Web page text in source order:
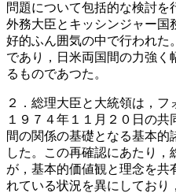
問題について包括的な検討
外務大臣とキッシンジャー国
好的ふん囲気の中で行われた
であり，日米両国間の力強く
るものであつた。
２．総理大臣と大統領は，
１９７４年１１月２０日の
間の関係の基礎となる基本
した。この再確認にあたり
が，基本的価値観と理念を
れている状況を異にしており